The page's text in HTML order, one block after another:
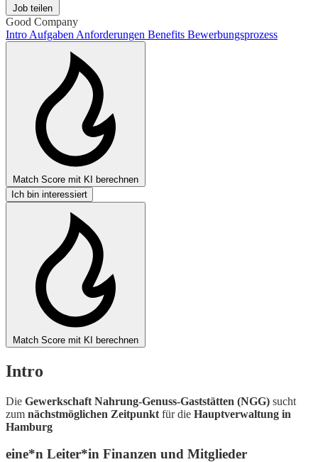
Job teilen
Good Company
Intro Aufgaben Anforderungen Benefits Bewerbungsprozess
Match Score mit KI berechnen
Ich bin interessiert
Match Score mit KI berechnen
Intro
Die Gewerkschaft Nahrung-Genuss-Gaststätten (NGG) sucht
zum nächstmöglichen Zeitpunkt für die Hauptverwaltung in
Hamburg
eine*n Leiter*in Finanzen und Mitglieder